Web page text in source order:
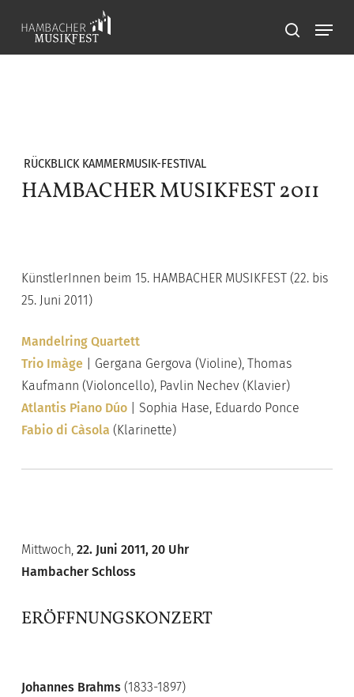
main
search
Menu
RÜCKBLICK KAMMERMUSIK-FESTIVAL
HAMBACHER MUSIKFEST 2011
KünstlerInnen beim 15. HAMBACHER MUSIKFEST (22. bis
25. Juni 2011)
Mandelring Quartett
Trio Imàge
| Gergana Gergova (Violine), Thomas
Kaufmann (Violoncello), Pavlin Nechev (Klavier)
Atlantis Piano Dúo| Sophia Hase, Eduardo Ponce
Fabio di Càsola (Klarinette)
Mittwoch, 22. Juni 2011, 20 Uhr
Hambacher Schloss
ERÖFFNUNGSKONZERT
Johannes Brahms(1833-1897)